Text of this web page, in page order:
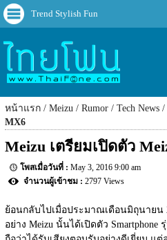
Trend Stylish Fun
หน้าแรก Meizu Rumor Tech News
MX6
Meizu เตรียมเปิดตัว
May 3, 2016 9:00 am
2797 Views
ย้อนกลับไปเมื่อประมาณเดือนมิถุนายน
อย่าง Meizu นั้นได้เปิดตัว